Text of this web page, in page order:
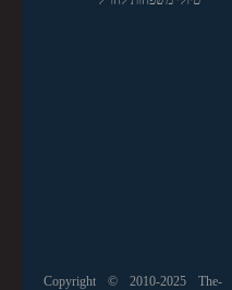
Copyright © 2010-2025 The-